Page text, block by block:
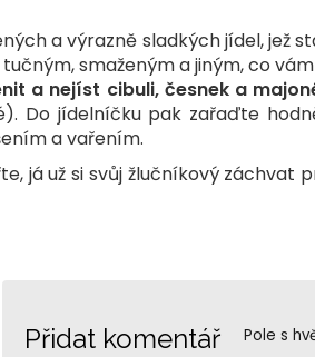
a výrazně sladkých jídel, jež
smaženým a jiným, co
a nejíst cibuli, česnek a
Do jídelníčku pak zařaďte
a vařením.
já už si svůj žlučníkový záchvat
Pole s
Přidat komentář